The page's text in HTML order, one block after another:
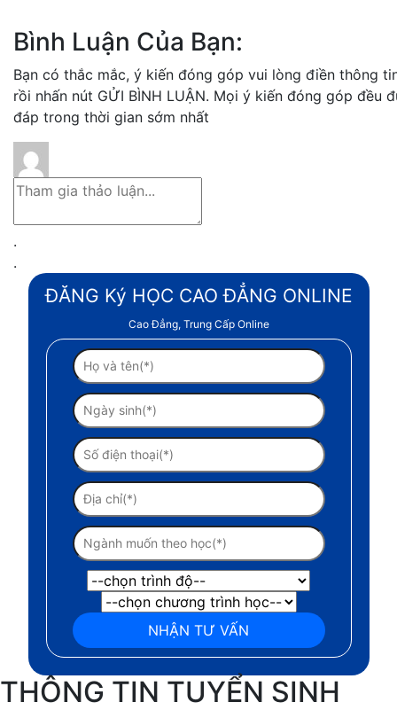
Bình Luận Của Bạn:
Bạn có thắc mắc, ý kiến đóng góp vui lòng điền thông
rồi nhấn nút GỬI BÌNH LUẬN. Mọi ý kiến đóng góp đều
đáp trong thời gian sớm nhất
.
.
ĐĂNG Ký HỌC CAO ĐẲNG ONLINE
Cao Đẳng, Trung Cấp Online
THÔNG TIN TUYỂN SINH